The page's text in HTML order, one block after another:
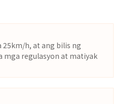
h, at ang bilis ng
mga regulasyon at matiyak